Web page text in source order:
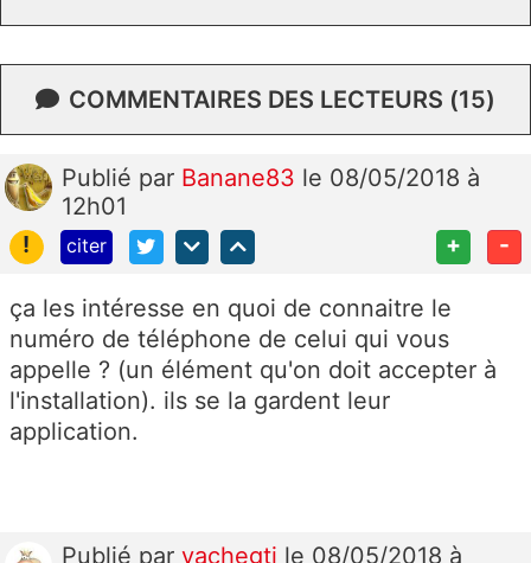
COMMENTAIRES DES LECTEURS (15)
Publié par Banane83 le 08/05/2018 à
12h01
!
citer + -
ça les intéresse en quoi de connaitre le
numéro de téléphone de celui qui vous
appelle ? (un élément qu'on doit accepter à
l'installation). ils se la gardent leur
application.
Publié par vachegti le 08/05/2018 à